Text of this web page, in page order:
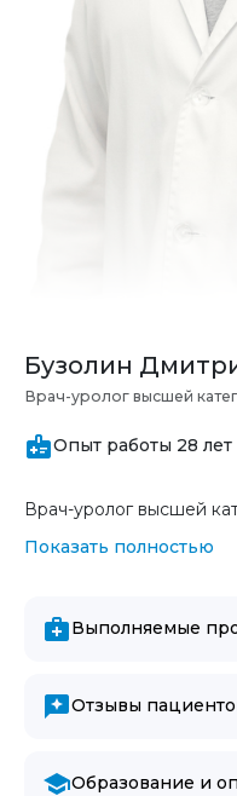
Бузолин
Врач-уролог высшей
Опыт работы 28 лет
Врач-уролог высшей
Показать полностью
Выполняемые
Отзывы
Образование и